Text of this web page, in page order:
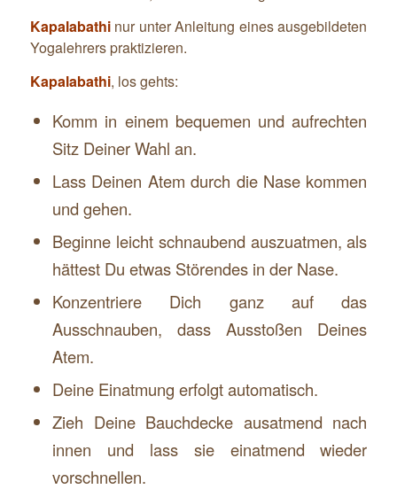
Kapalabathi nur unter Anleitung eines ausgebildeten
Yogalehrers praktizieren.
Kapalabathi, los gehts:
Komm in einem bequemen und aufrechten
Sitz Deiner Wahl an.
Lass Deinen Atem durch die Nase kommen
und gehen.
Beginne leicht schnaubend auszuatmen, als
hättest Du etwas Störendes in der Nase.
Konzentriere Dich ganz auf das
Ausschnauben, dass Ausstoßen Deines
Atem.
Deine Einatmung erfolgt automatisch.
Zieh Deine Bauchdecke ausatmend nach
innen und lass sie einatmend wieder
vorschnellen.